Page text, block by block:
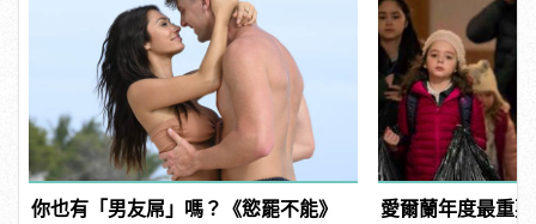
你也有「男友屌」嗎？《慾罷不能》
愛爾蘭年度最重